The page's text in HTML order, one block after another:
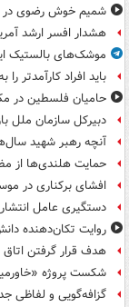
شمیم خوش رضوی در
هشدار افسر ارشد
موشک‌های بالستیک
باید افراد کارآمدتر
حامیان فلسطین در
دبیرکل سازمان ملل
آنچه رهبر شهید
حمایت هلندی‌ها از
افشای برکناری در
دستگیری عامل
روایت تکان‌دهنده
هدف قرار گرفتن
شکست پروژه
گزافه‌گویی و لفاظی